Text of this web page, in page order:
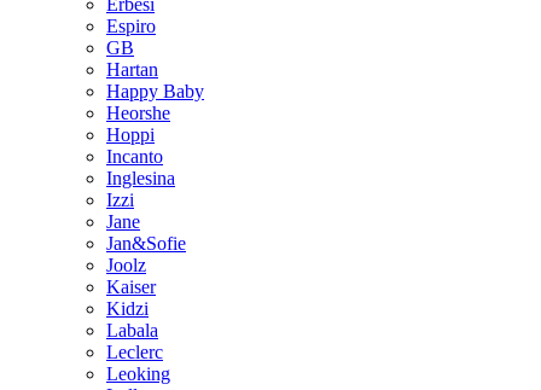
Erbesi
Espiro
GB
Hartan
Happy Baby
Heorshe
Hoppi
Incanto
Inglesina
Izzi
Jane
Jan&Sofie
Joolz
Kaiser
Kidzi
Labala
Leclerc
Leoking